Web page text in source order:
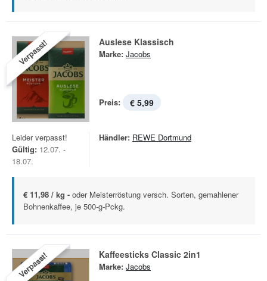
Verpasst! Auslese Klassisch
Marke: Jacobs
Preis: € 5,99
Leider verpasst!
Gültig: 12.07. -
18.07.
Händler: REWE Dortmund
€ 11,98 / kg - oder Meisterröstung versch. Sorten, gemahlener
Bohnenkaffee, je 500-g-Pckg.
Verpasst! Kaffeesticks Classic 2in1
Marke: Jacobs